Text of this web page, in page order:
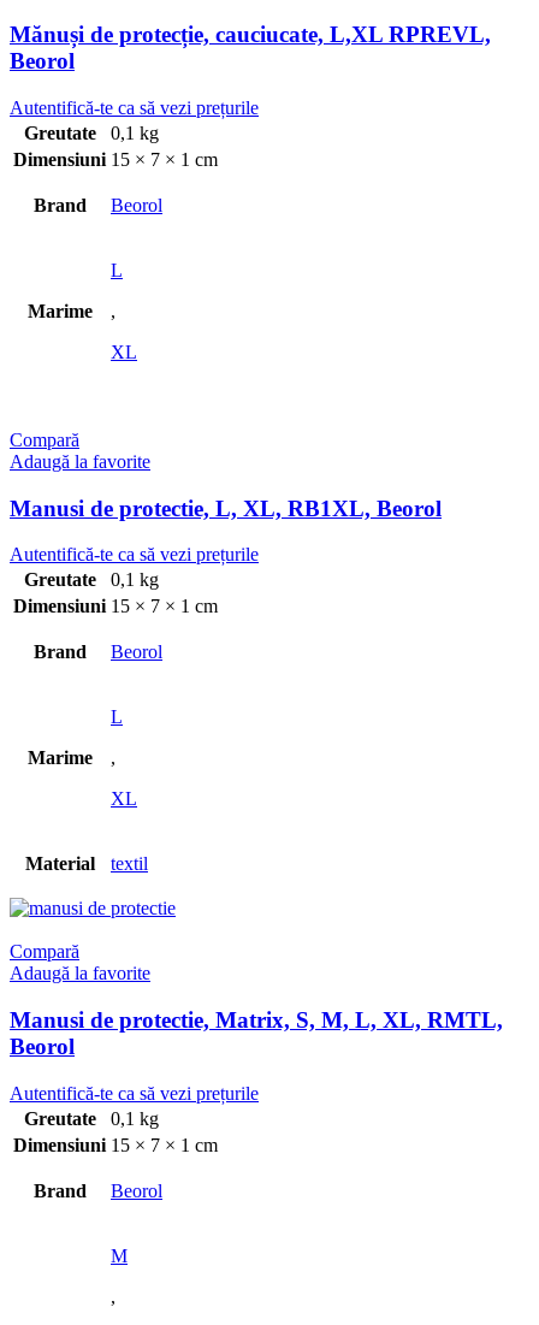
Mănuși de protecție, cauciucate, L,XL RPREVL,
Beorol
Autentifică-te ca să vezi prețurile
Greutate
0,1 kg
Dimensiuni 15 × 7 × 1 cm
Brand Beorol
Marime
L
,
XL
Compară
Adaugă la favorite
Manusi de protectie, L, XL, RB1XL, Beorol
Autentifică-te ca să vezi prețurile
Greutate
0,1 kg
Dimensiuni 15 × 7 × 1 cm
Brand Beorol
Marime
L
,
XL
Material textil
Compară
Adaugă la favorite
Manusi de protectie, Matrix, S, M, L, XL, RMTL,
Beorol
Autentifică-te ca să vezi prețurile
Greutate
0,1 kg
Dimensiuni 15 × 7 × 1 cm
Brand Beorol
M
,